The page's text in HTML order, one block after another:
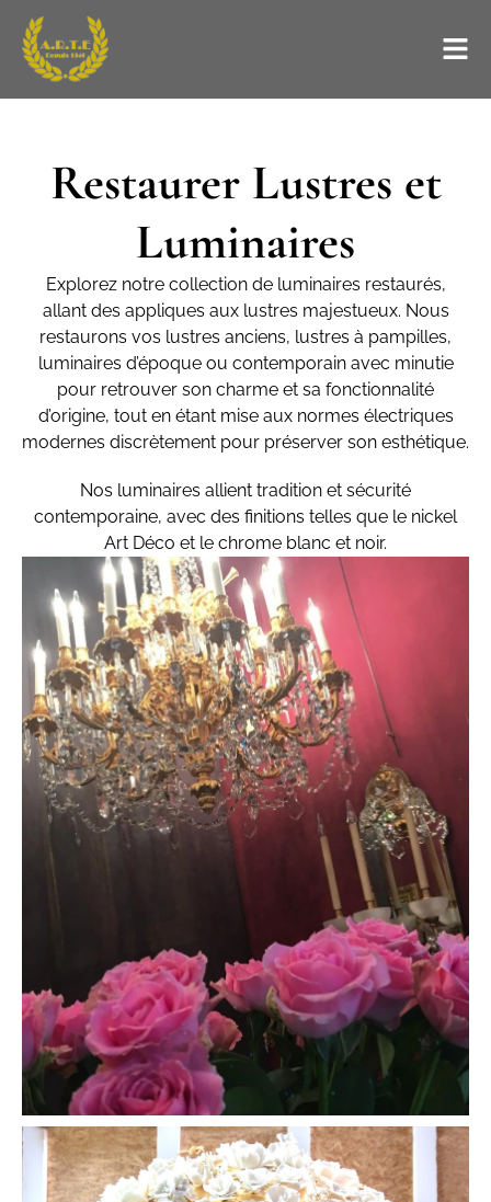
Restaurer Lustres et
Luminaires
Explorez notre collection de luminaires restaurés,
allant des appliques aux lustres majestueux. Nous
restaurons vos lustres anciens, lustres à pampilles,
luminaires d’époque ou contemporain avec minutie
pour retrouver son charme et sa fonctionnalité
d’origine, tout en étant mise aux normes électriques
modernes discrètement pour préserver son esthétique.
Nos luminaires allient tradition et sécurité
contemporaine, avec des finitions telles que le nickel
Art Déco et le chrome blanc et noir.